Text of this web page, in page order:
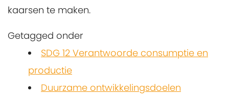
kaarsen te maken.
Getagged onder
SDG 12 Verantwoorde consumptie en
productie
Duurzame ontwikkelingsdoelen